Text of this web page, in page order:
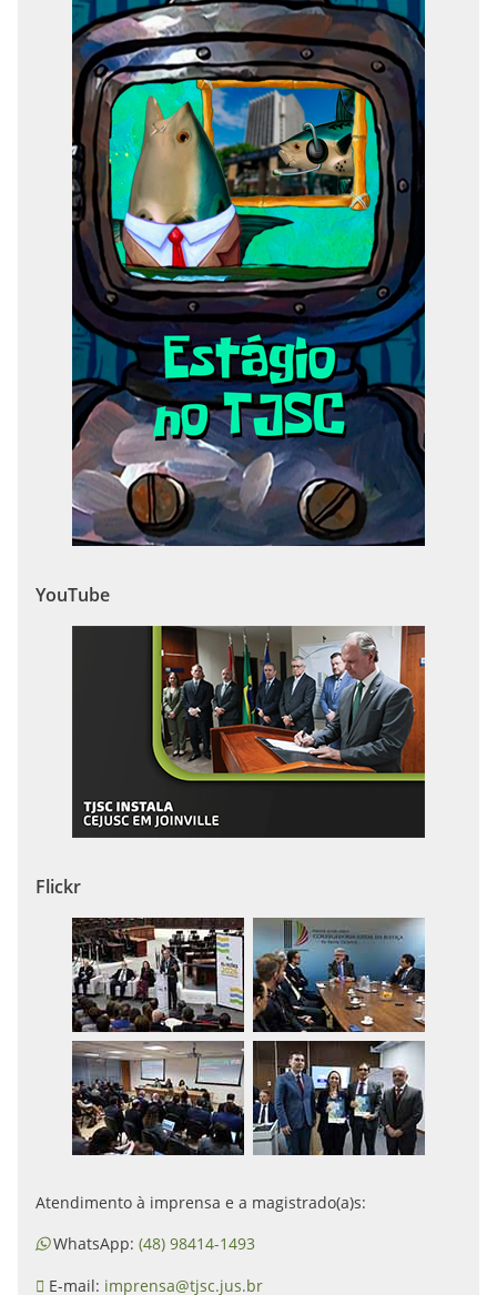
YouTube
Flickr
Atendimento à imprensa e a magistrado(a)s:
WhatsApp: (48) 98414-1493
E-mail: imprensa@tjsc.jus.br